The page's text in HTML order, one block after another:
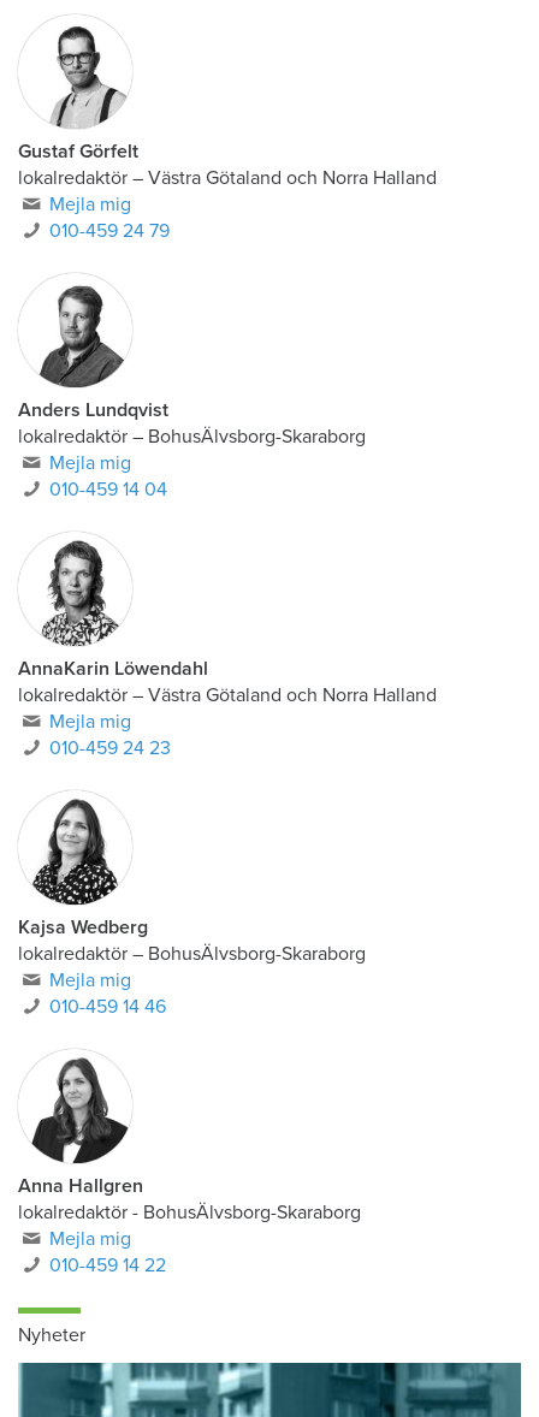
Gustaf Görfelt
lokalredaktör – Västra Götaland och Norra Halland
Mejla mig
010-459 24 79
Anders Lundqvist
lokalredaktör – BohusÄlvsborg-Skaraborg
Mejla mig
010-459 14 04
AnnaKarin Löwendahl
lokalredaktör – Västra Götaland och Norra Halland
Mejla mig
010-459 24 23
Kajsa Wedberg
lokalredaktör – BohusÄlvsborg-Skaraborg
Mejla mig
010-459 14 46
Anna Hallgren
lokalredaktör - BohusÄlvsborg-Skaraborg
Mejla mig
010-459 14 22
Nyheter